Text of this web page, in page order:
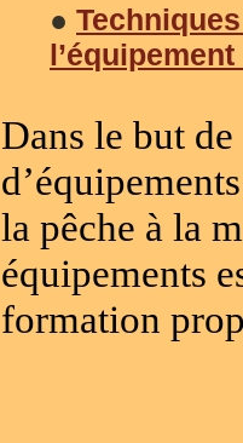
●
Dans le but
la pêche à la
équipements
formation